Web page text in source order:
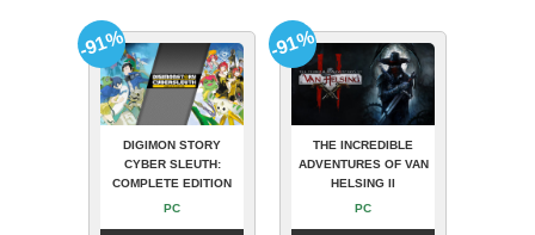
DIGIMON STORY
CYBER SLEUTH:
COMPLETE EDITION
PC
-91%
THE INCREDIBLE
ADVENTURES OF VAN
HELSING II
PC
-91%